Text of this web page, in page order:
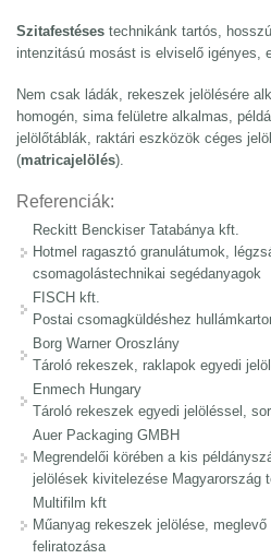
Szitafestéses technikánk tartós,
intenzitású mosást is elviselő igényes,
Nem csak ládák, rekeszek jelölésére
homogén, sima felületre alkalmas,
jelölőtáblák, raktári eszközök céges
(matricajelölés).
Referenciák:
Reckitt Benckiser Tatabánya kft.
Hotmel ragasztó granulátumok,
csomagolástechnikai segédanyagok
FISCH kft.
Postai csomagküldéshez
Borg Warner Oroszlány
Tároló rekeszek, raklapok egyedi
Enmech Hungary
Tároló rekeszek egyedi jelöléssel,
Auer Packaging GMBH
Megrendelői körében a kis
jelölések kivitelezése Magyarország
Multifilm kft
Műanyag rekeszek jelölése,
feliratozása